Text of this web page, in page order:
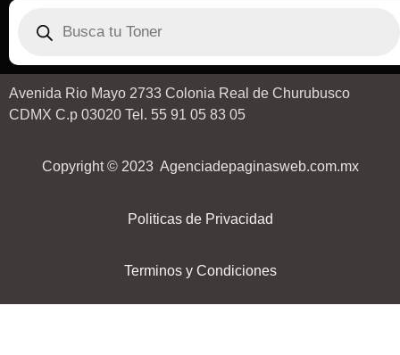
Avenida Rio Mayo 2733 Colonia Real de Churubusco
CDMX C.p 03020 Tel. 55 91 05 83 05
Copyright © 2023 Agenciadepaginasweb.com.mx
Politicas de Privacidad
Terminos y Condiciones